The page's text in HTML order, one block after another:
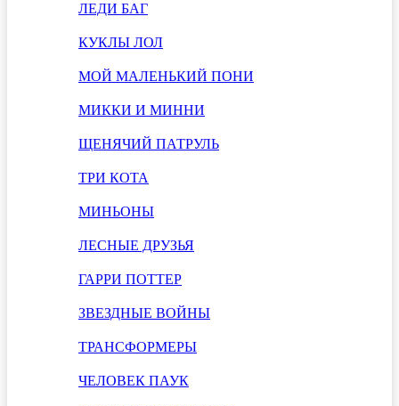
ЛЕДИ БАГ
КУКЛЫ ЛОЛ
МОЙ МАЛЕНЬКИЙ ПОНИ
МИККИ И МИННИ
ЩЕНЯЧИЙ ПАТРУЛЬ
ТРИ КОТА
МИНЬОНЫ
ЛЕСНЫЕ ДРУЗЬЯ
ГАРРИ ПОТТЕР
ЗВЕЗДНЫЕ ВОЙНЫ
ТРАНСФОРМЕРЫ
ЧЕЛОВЕК ПАУК